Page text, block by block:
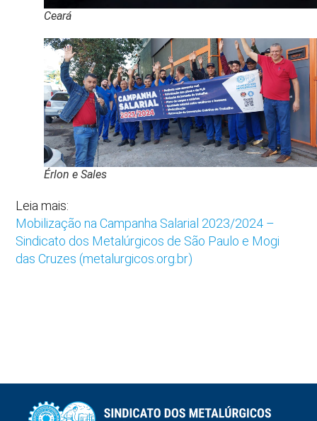
Ceará
Érlon e Sales
Leia mais:
Mobilização na Campanha Salarial 2023/2024 –
Sindicato dos Metalúrgicos de São Paulo e Mogi
das Cruzes (metalurgicos.org.br)